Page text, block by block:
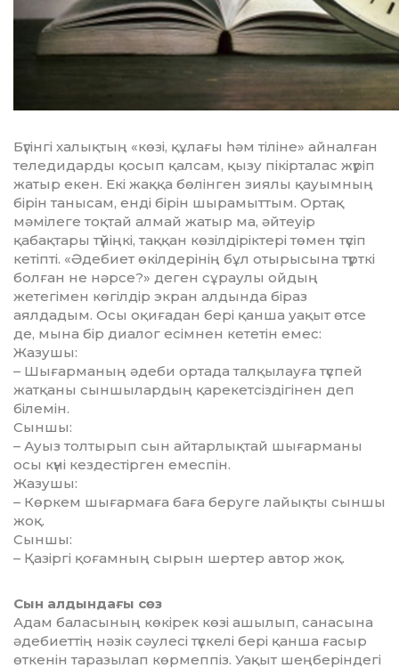
Бүгінгі халықтың «көзі, құ­ла­ғы һәм тіліне» айналған
теледидарды қосып қалсам, қызу пікір­та­лас жүріп
жатыр екен. Екі жақ­қа бөлінген зиялы қауымның
бірін та­нысам, енді бірін шырамыттым. Ортақ
мәмілеге тоқтай алмай жатыр ма, әйтеуір
қабақтары түйіңкі, таққан көзілдіріктері тө­мен түсіп
кетіпті. «Әдебиет өкіл­дерінің бұл отырысына түрт­кі
болған не нәрсе?» деген сұ­рау­лы ойдың
жетегімен көгілдір эк­ран алдында біраз
аялдадым. Осы оқиғадан бері қанша уақыт өт­се
де, мына бір диалог есімнен ке­тетін емес:
Жазушы:
– Шығарманың әдеби ортада талқылауға түспей
жатқаны сын­шылардың қарекетсіздігінен деп
білемін.
Сыншы:
– Ауыз толтырып сын ай­тар­лық­тай шығарманы
осы күні кез­дестірген емеспін.
Жазушы:
– Көркем шығармаға баға бе­ру­ге лайықты сыншы
жоқ.
Сыншы:
– Қазіргі қоғамның сырын шер­тер автор жоқ.
Сын алдындағы сөз
Адам баласының көкірек көзі ашылып, санасына
әдебиеттің нәзік сәулесі түскелі бері қанша ғасыр
өткенін таразылап көрмеп­піз. Уақыт шеңберіндегі